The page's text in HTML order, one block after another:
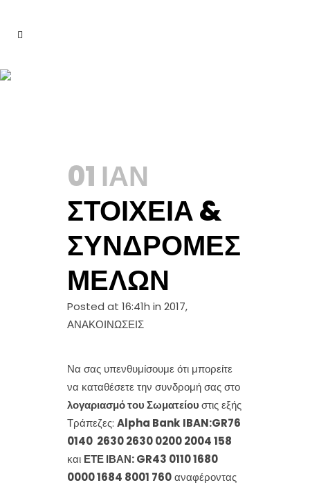
01 ΙΑΝ
ΣΤΟΙΧΕΊΑ &
ΣΥΝΔΡΟΜΈΣ
ΜΕΛΏΝ
Posted at 16:41h in 2017,
ΑΝΑΚΟΙΝΩΣΕΙΣ
Να σας υπενθυμίσουμε ότι μπορείτε
να καταθέσετε την συνδρομή σας στο
λογαριασμό του Σωματείουστις εξής
Τράπεζες: Alpha Bank IBAN:GR76
0140 2630 2630 0200 2004 158
και ΕΤΕ ΙΒΑΝ:GR43 0110 1680
0000 1684 8001 760αναφέροντας